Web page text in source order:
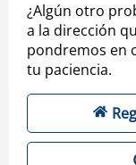
¿Algún otro
a la dirección
pondremos en
tu paciencia.